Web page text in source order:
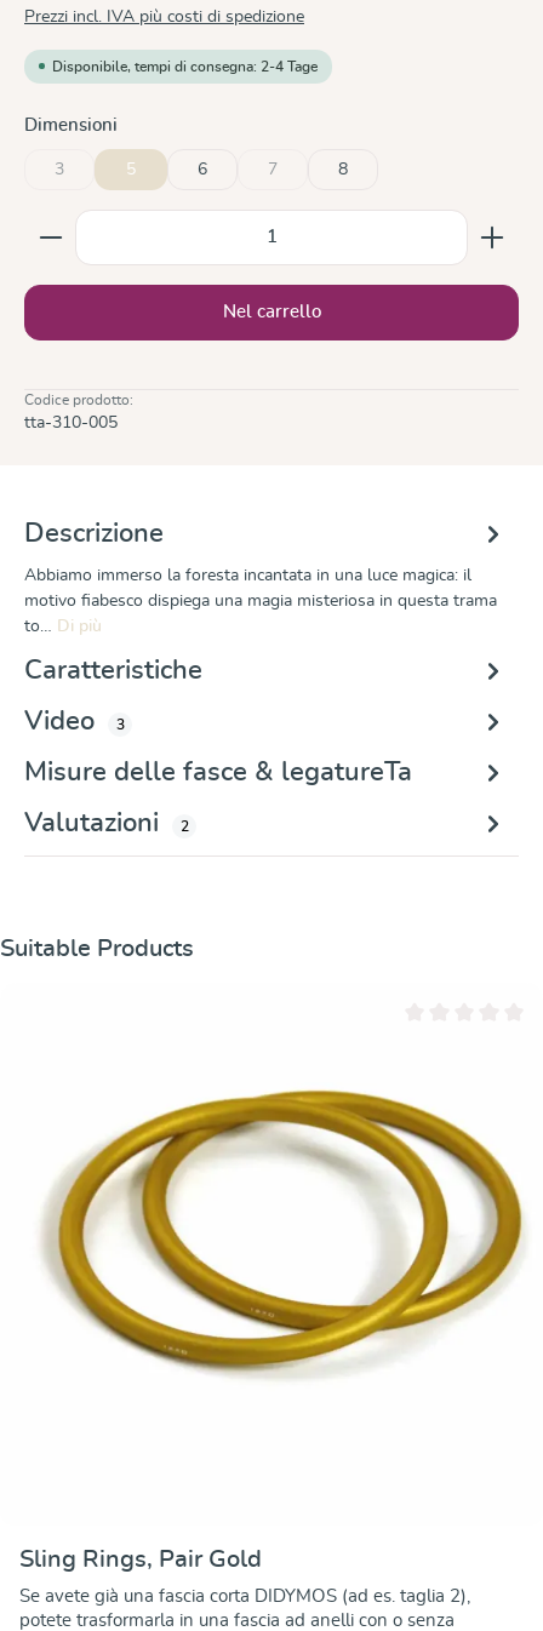
Prezzi incl. IVA più costi di spedizione
Disponibile, tempi di consegna: 2-4 Tage
Seleziona
Dimensioni
3
(Questa opzione non è al momento disponibile.)
5 6 7 8
Quantità del prodotto: inserisci la quantità
Nel carrello
Codice prodotto:
tta-310-005
Descrizione
Abbiamo immerso la foresta incantata in una luce magica: il
motivo fiabesco dispiega una magia misteriosa in questa trama
to… Di più
Caratteristiche
Video
3
Misure delle fasce & legatureTa
Valutazioni
2
Salta la galleria dei prodotti
Suitable Products
Sling Rings, Pair Gold
Se avete già una fascia corta DIDYMOS (ad es. taglia 2),
potete trasformarla in una fascia ad anelli con o senza